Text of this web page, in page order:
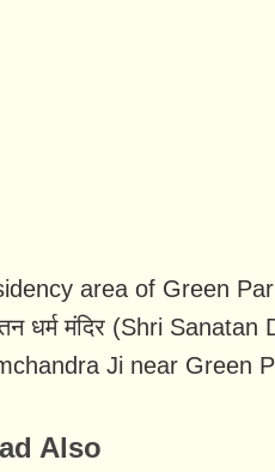
area of Green
धर्म मंदिर (Shri
Ji near Green
Also